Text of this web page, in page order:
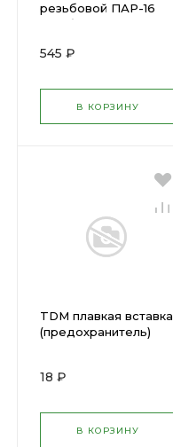
резьбовой ПАР-16
(пробка
КЭАЗ 100043 ( 253832
545 ₽
В КОРЗИНУ
TDM плавкая вставка
(предохранитель)
564370 )
18 ₽
В КОРЗИНУ